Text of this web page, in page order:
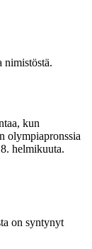
nimistöstä.
kun
olympiapronssia
helmikuuta.
on syntynyt